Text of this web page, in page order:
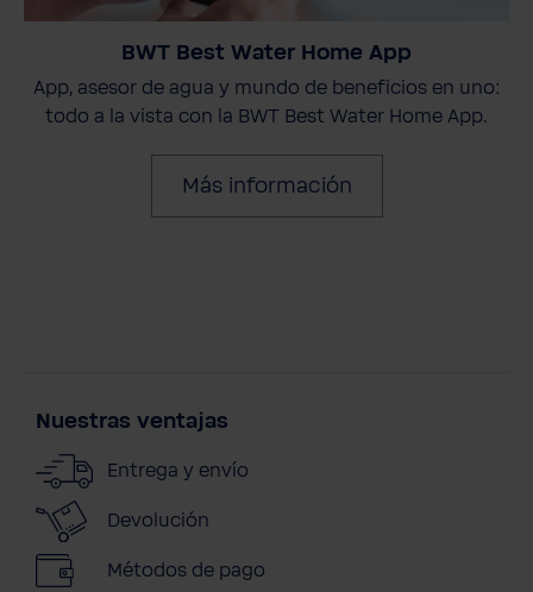
BWT Best Water Home App
App, asesor de agua y mundo de beneficios en uno:
todo a la vista con la BWT Best Water Home App.
Más información
Nuestras ventajas
Entrega y envío
Devolución
Métodos de pago